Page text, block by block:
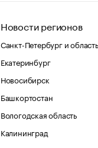
Новости регионов
Санкт-Петербург и область
Екатеринбург
Новосибирск
Башкортостан
Вологодская область
Калининград